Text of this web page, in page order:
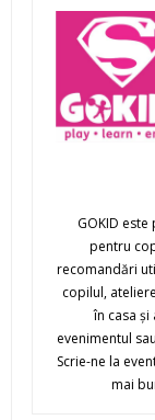
GOKID
pentru
recomandări
copilul,
în casa
evenimentul
Scrie-ne la
mai